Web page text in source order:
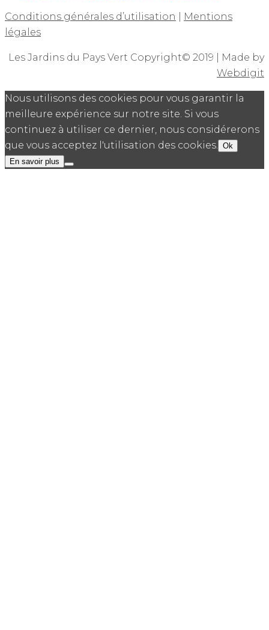
Conditions générales d’utilisation
Mentions
légales
Les Jardins du Pays Vert Copyright© 2019 | Made by
Webdigit
Nous utilisons des cookies pour vous garantir la
meilleure expérience sur notre site. Si vous
continuez à utiliser ce dernier, nous considérerons
que vous acceptez l'utilisation des cookies.
Ok
En savoir plus